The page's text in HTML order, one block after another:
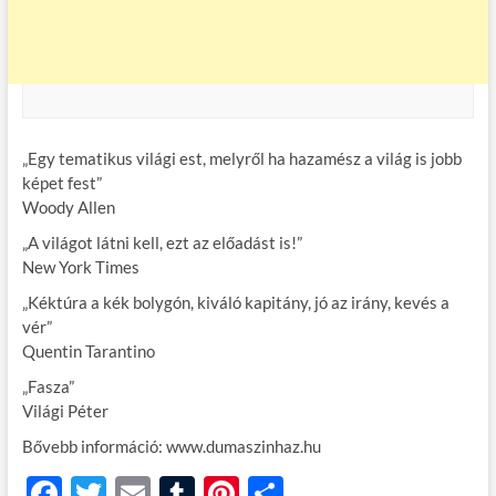
„Egy tematikus világi est, melyről ha hazamész a világ is jobb
képet fest”
Woody Allen
„A világot látni kell, ezt az előadást is!”
New York Times
„Kéktúra a kék bolygón, kiváló kapitány, jó az irány, kevés a
vér”
Quentin Tarantino
„Fasza”
Világi Péter
Bővebb információ: www.dumaszinhaz.hu